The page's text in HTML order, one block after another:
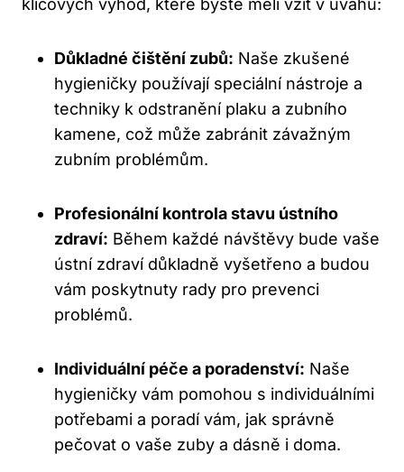
klíčových výhod, které byste měli vzít v úvahu:
Důkladné čištění zubů: Naše zkušené
hygieničky používají speciální nástroje a
techniky k odstranění plaku a zubního
kamene, což může zabránit závažným
zubním problémům.
Profesionální kontrola stavu ústního
zdraví: Během každé návštěvy bude vaše
ústní zdraví důkladně vyšetřeno a budou
vám poskytnuty rady pro prevenci
problémů.
Individuální péče a poradenství: Naše
hygieničky vám pomohou s individuálními
potřebami a poradí vám, jak správně
pečovat o vaše zuby a dásně i doma.